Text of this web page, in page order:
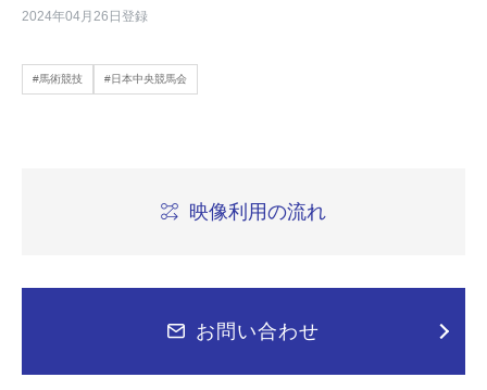
2024年04月26日登録
#馬術競技 #日本中央競馬会
映像利用の流れ
お問い合わせ